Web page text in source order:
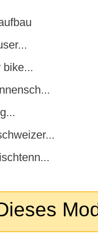
bike...